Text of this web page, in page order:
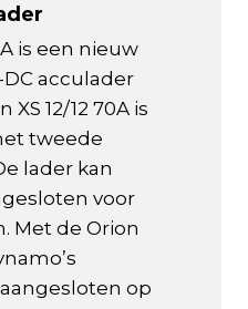
is een nieuw
acculader
12/12 70A is
tweede
lader kan
voor
Met de Orion
op